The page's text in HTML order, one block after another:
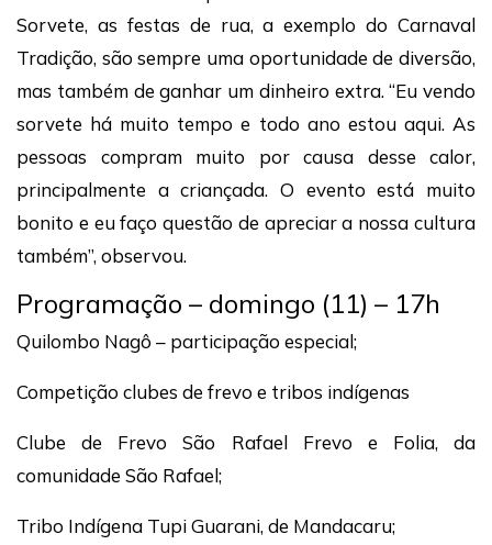
Sorvete, as festas de rua, a exemplo do Carnaval
Tradição, são sempre uma oportunidade de diversão,
mas também de ganhar um dinheiro extra. “Eu vendo
sorvete há muito tempo e todo ano estou aqui. As
pessoas compram muito por causa desse calor,
principalmente a criançada. O evento está muito
bonito e eu faço questão de apreciar a nossa cultura
também”, observou.
Programação – domingo (11) – 17h
Quilombo Nagô – participação especial;
Competição clubes de frevo e tribos indígenas
Clube de Frevo São Rafael Frevo e Folia, da
comunidade São Rafael;
Tribo Indígena Tupi Guarani, de Mandacaru;